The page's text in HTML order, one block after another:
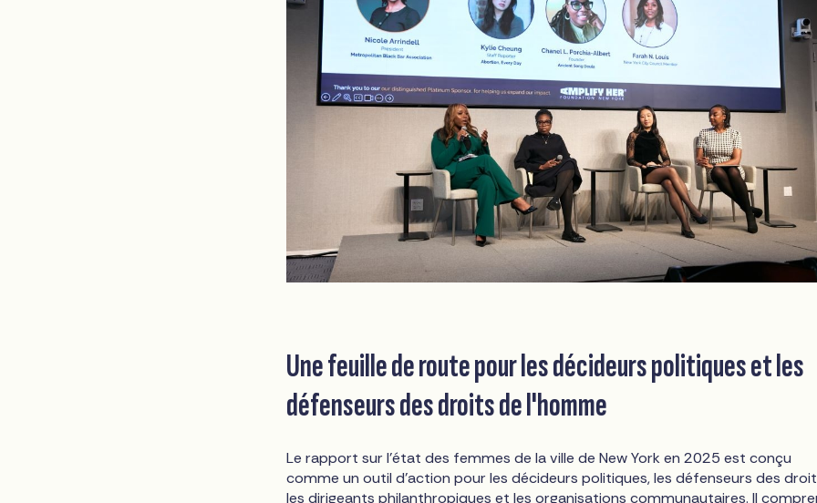
Une feuille de route pour les décideurs politiques et les
défenseurs des droits de l'homme
Le rapport sur l'état des femmes de la ville de New York en 2025 est conçu
comme un outil d'action pour les décideurs politiques, les défenseurs des
les dirigeants philanthropiques et les organisations communautaires. Il